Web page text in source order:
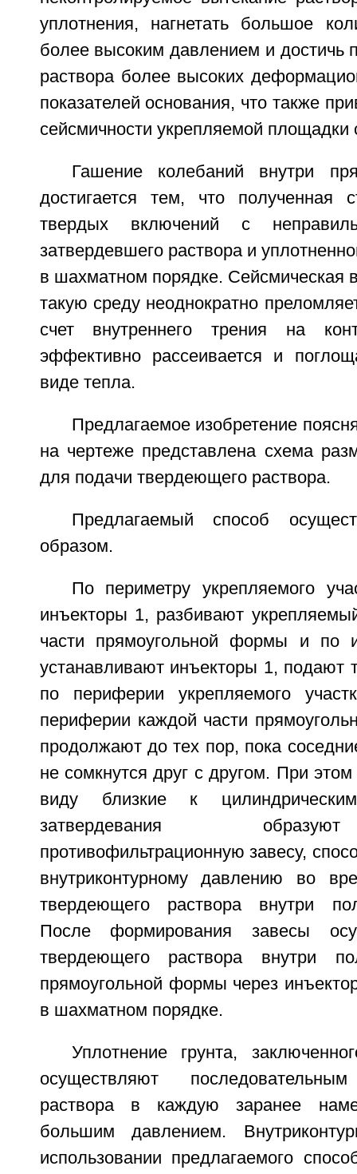
уплотнения, нагнетать большое
более высоким давлением и достичь
раствора более высоких
показателей основания, что также
сейсмичности укрепляемой площадки
Гашение колебаний внутри
достигается тем, что полученная
твердых включений с
затвердевшего раствора и
в шахматном порядке. Сейсмическая
такую среду неоднократно
счет внутреннего трения на
эффективно рассеивается и
виде тепла.
Предлагаемое изобретение
на чертеже представлена схема
для подачи твердеющего раствора.
Предлагаемый способ
образом.
По периметру укрепляемого
инъекторы 1, разбивают
части прямоугольной формы и по
устанавливают инъекторы 1, подают
по периферии укрепляемого
периферии каждой части
продолжают до тех пор, пока
не сомкнутся друг с другом. При
виду близкие к
затвердевания
противофильтрационную завесу,
внутриконтурному давлению во
твердеющего раствора внутри
После формирования завесы
твердеющего раствора внутри
прямоугольной формы через
в шахматном порядке.
Уплотнение грунта,
осуществляют
раствора в каждую заранее
большим давлением.
использовании предлагаемого